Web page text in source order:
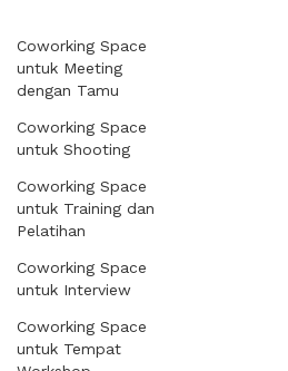
Coworking Space
untuk Meeting
dengan Tamu
Coworking Space
untuk Shooting
Coworking Space
untuk Training dan
Pelatihan
Coworking Space
untuk Interview
Coworking Space
untuk Tempat